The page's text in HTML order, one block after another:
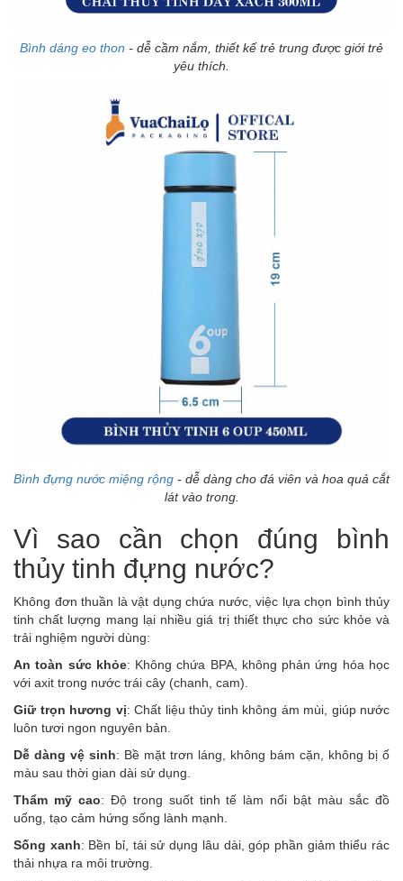
Bình dáng eo thon - dễ cầm nắm, thiết kế trẻ trung được giới trẻ
yêu thích.
Bình đựng nước miệng rộng - dễ dàng cho đá viên và hoa quả cắt
lát vào trong.
Vì sao cần chọn đúng bình
thủy tinh đựng nước?
Không đơn thuần là vật dụng chứa nước, việc lựa chọn bình thủy
tinh chất lượng mang lại nhiều giá trị thiết thực cho sức khỏe và
trải nghiệm người dùng:
An toàn sức khỏe: Không chứa BPA, không phản ứng hóa học
với axit trong nước trái cây (chanh, cam).
Giữ trọn hương vị: Chất liệu thủy tinh không ám mùi, giúp nước
luôn tươi ngon nguyên bản.
Dễ dàng vệ sinh: Bề mặt trơn láng, không bám cặn, không bị ố
màu sau thời gian dài sử dụng.
Thẩm mỹ cao: Độ trong suốt tinh tế làm nổi bật màu sắc đồ
uống, tạo cảm hứng sống lành mạnh.
Sống xanh: Bền bỉ, tái sử dụng lâu dài, góp phần giảm thiểu rác
thải nhựa ra môi trường.